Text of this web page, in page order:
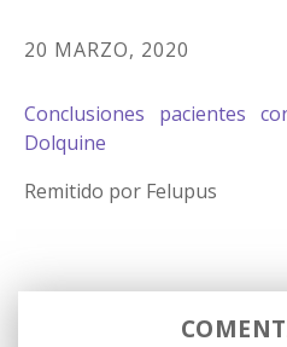
20 MARZO, 2020
Conclusiones pacientes
Dolquine
Remitido por Felupus